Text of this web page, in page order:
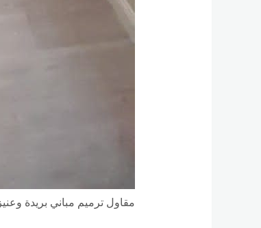
مقاول ترميم مباني بريدة